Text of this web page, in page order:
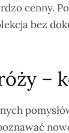
cenny.
bez
–